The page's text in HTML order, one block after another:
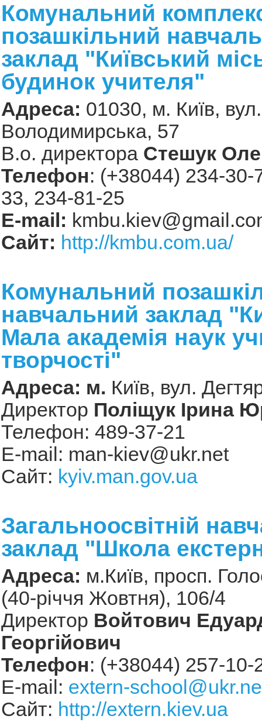
Комунальний
позашкільний
заклад "Київський
будинок учителя"
Адреса: 01030, м. Київ, вул.
Володимирська, 57
В.о. директора Стешук
Телефон: (+38044) 234-30-
33, 234-81-25
Е-mail:
Сайт: http://kmbu.com.ua/
Комунальний
навчальний заклад
Мала академія наук
творчості"
Адреса: м. Київ, вул.
Директор Поліщук Ірина
Телефон: 489-37-21
Е-mail: man-kiev@ukr.net
Сайт: kyiv.man.gov.ua
Загальноосвітній
заклад "Школа
Адреса: м.Київ, просп.
(40-річчя Жовтня), 106/4
Директор Войтович
Георгійович
Телефон: (+38044) 257-10-
E-mail: extern-
Сайт: http://extern.kiev.ua